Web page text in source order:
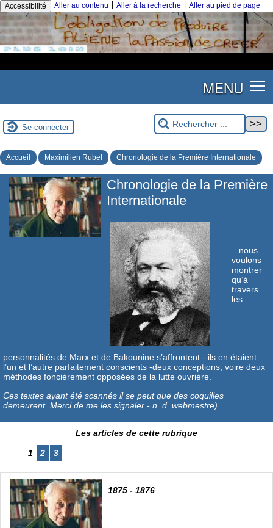
Accessibilité Aller au contenu Aller à la recherche Aller au pied de page
MENU
Se connecter
Accueil Maximilien Rubel Chronologie de la Première Internationale
Chronologie de la Première
Internationale
...nous
voulons
montrer
qu’à
travers
les
personnalités de Marx et de Bakounine s’affrontent - ils en étaient
l’un et l’autre parfaitement conscients -deux conceptions, voire deux
méthodes foncièrement opposées de la lutte ouvrière.
Ces textes ayant été scannés il se peut que des coquilles
demeurent. Merci de me les signaler - n. d. webmestre)
Les articles de cette rubrique
1 2 3
1875 - 1876